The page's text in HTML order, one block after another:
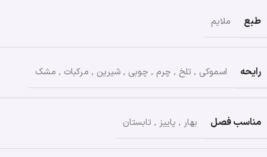
طبع ملایم
رایحه اسموکی , تلخ , چرم , چوبی , شیرین , مرکبات , مشک
مناسب فصل بهار , پاییز , تابستان